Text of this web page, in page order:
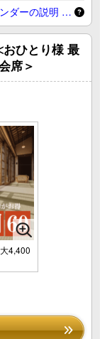
ダーの説明 …
おひとり様 最
席＞
4,400